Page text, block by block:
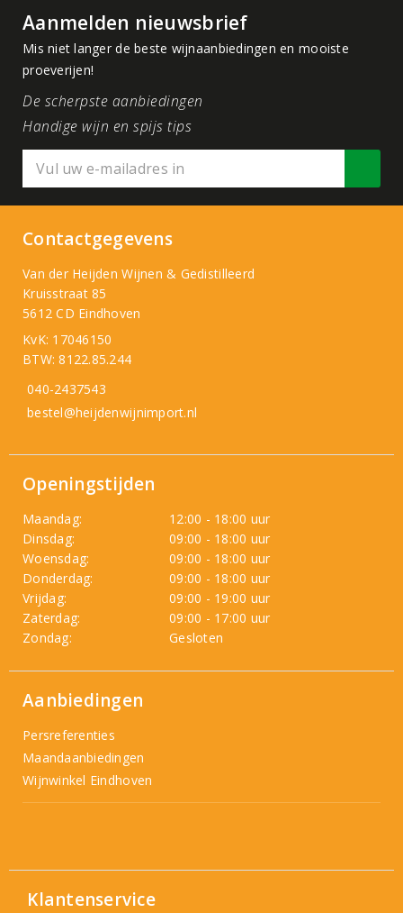
Aanmelden nieuwsbrief
Mis niet langer de beste wijnaanbiedingen en mooiste
proeverijen!
De scherpste aanbiedingen
Handige wijn en spijs tips
Contactgegevens
Van der Heijden Wijnen & Gedistilleerd
Kruisstraat 85
5612 CD Eindhoven
KvK: 17046150
BTW: 8122.85.244
040-2437543
bestel@heijdenwijnimport.nl
Openingstijden
Maandag:
12:00 - 18:00 uur
Dinsdag:
09:00 - 18:00 uur
Woensdag:
09:00 - 18:00 uur
Donderdag:
09:00 - 18:00 uur
Vrijdag:
09:00 - 19:00 uur
Zaterdag:
09:00 - 17:00 uur
Zondag:
Gesloten
Aanbiedingen
Persreferenties
Maandaanbiedingen
Wijnwinkel Eindhoven
Klantenservice